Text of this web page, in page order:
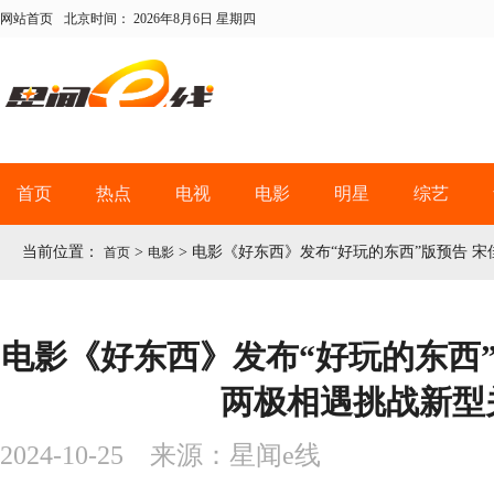
网站首页 北京时间： 2026年8月6日 星期四
首页 热点 电视 电影 明星 综艺
当前位置： 首页 > 电影 > 电影《好东西》发布“好玩的东西”版预告
电影《好东西》发布“好玩的东
两极相遇挑战新型
2024-10-25 来源：星闻e线